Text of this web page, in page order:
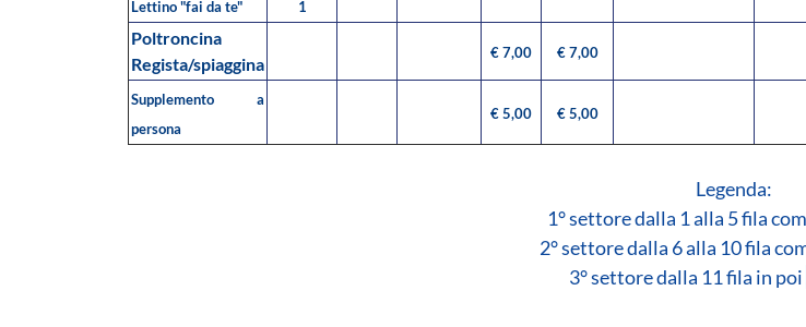
Lettino "fai da te"
1
Poltroncina
Regista/spiaggina
€ 7,00 € 7,00
Supplemento a
persona
€ 5,00 € 5,00
Legenda:
1° settore dalla 1 alla 5 fila
2° settore dalla 6 alla 10 fila
3° settore dalla 11 fila in poi